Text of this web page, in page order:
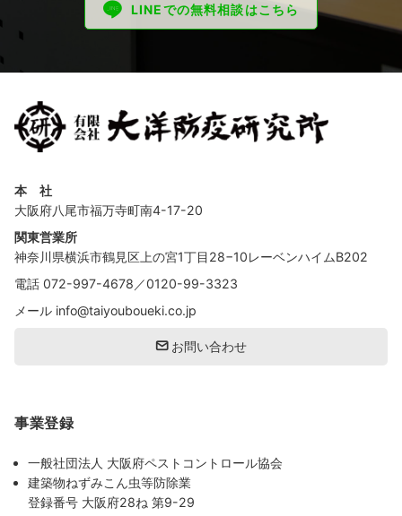
LINEでの無料相談はこちら
本 社
大阪府八尾市福万寺町南4-17-20
関東営業所
神奈川県横浜市鶴見区上の宮1丁目28−10レーベンハイムB202
電話 072-997-4678 ／0120-99-3323
メール info@taiyouboueki.co.jp
お問い合わせ
事業登録
一般社団法人 大阪府ペストコントロール協会
建築物ねずみこん虫等防除業
登録番号 大阪府28ね 第9-29